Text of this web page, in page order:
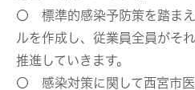
〇 標準的感染予防策を踏ま
ルを作成し、従業員全員がそ
推進していきます。
〇 感染対策に関して西宮市